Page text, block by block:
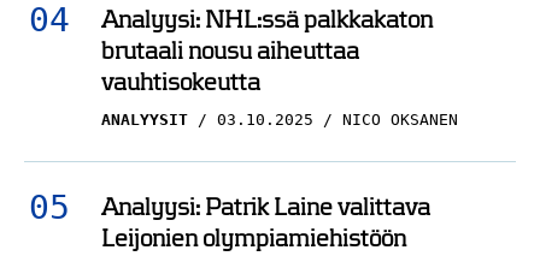
Analyysi: NHL:ssä palkkakaton
brutaali nousu aiheuttaa
vauhtisokeutta
ANALYYSIT 03.10.2025 NICO OKSANEN
Analyysi: Patrik Laine valittava
Leijonien olympiamiehistöön